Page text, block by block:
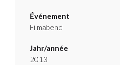
Événement
Filmabend
Jahr/année
2013